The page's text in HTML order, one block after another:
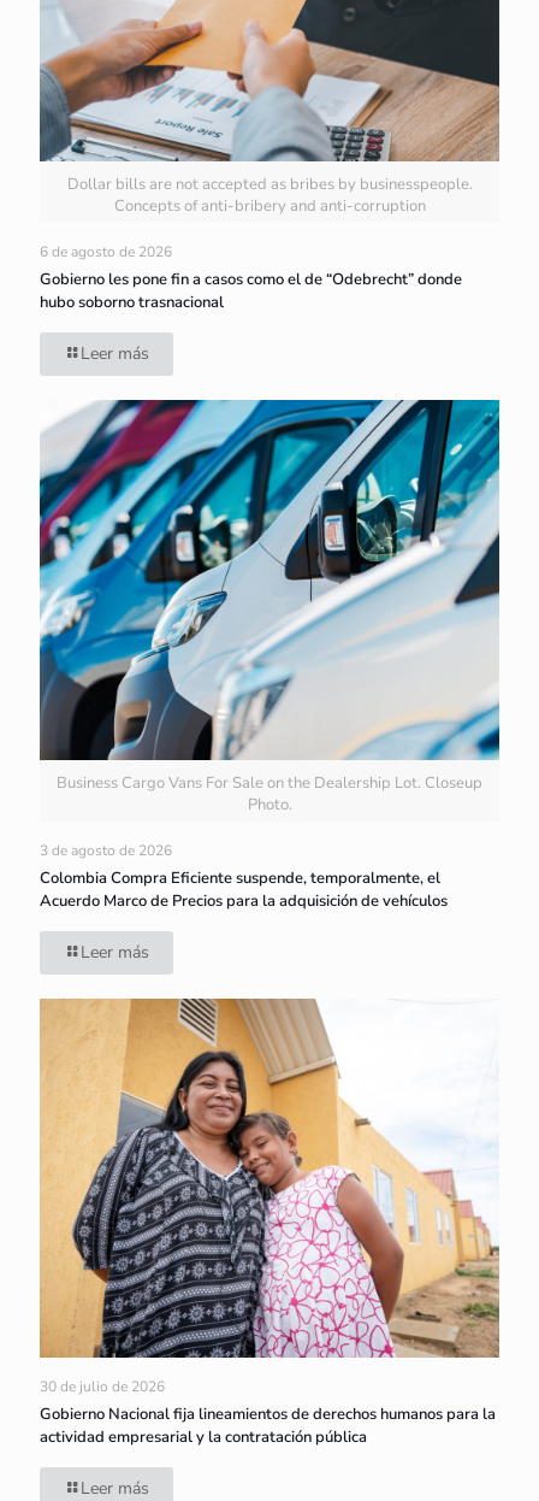
Dollar bills are not accepted as bribes by businesspeople.
Concepts of anti-bribery and anti-corruption
6 de agosto de 2026
Gobierno les pone fin a casos como el de “Odebrecht” donde
hubo soborno trasnacional
Leer más
Business Cargo Vans For Sale on the Dealership Lot. Closeup
Photo.
3 de agosto de 2026
Colombia Compra Eficiente suspende, temporalmente, el
Acuerdo Marco de Precios para la adquisición de vehículos
Leer más
30 de julio de 2026
Gobierno Nacional fija lineamientos de derechos humanos para la
actividad empresarial y la contratación pública
Leer más